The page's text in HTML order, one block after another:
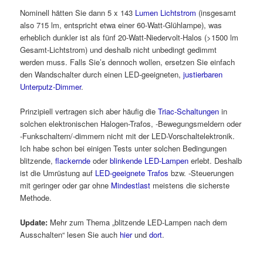
Nominell hätten Sie dann 5 x 143 Lumen Lichtstrom (insgesamt
also 715 lm, entspricht etwa einer 60-Watt-Glühlampe), was
erheblich dunkler ist als fünf 20-Watt-Niedervolt-Halos (>1500 lm
Gesamt-Lichtstrom) und deshalb nicht unbedingt gedimmt
werden muss. Falls Sie’s dennoch wollen, ersetzen Sie einfach
den Wandschalter durch einen LED-geeigneten,justierbaren
Unterputz-Dimmer.
Prinzipiell vertragen sich aber häufig dieTriac-Schaltungen in
solchen elektronischen Halogen-Trafos, -Bewegungsmeldern oder
-Funkschaltern/-dimmern nicht mit der LED-Vorschaltelektronik.
Ich habe schon bei einigen Tests unter solchen Bedingungen
blitzende,flackernde oderblinkende LED-Lampen erlebt. Deshalb
ist die Umrüstung auf LED-geeignete Trafos bzw. -Steuerungen
mit geringer oder gar ohne Mindestlast meistens die sicherste
Methode.
Update: Mehr zum Thema „blitzende LED-Lampen nach dem
Ausschalten“ lesen Sie auch hierunddort.